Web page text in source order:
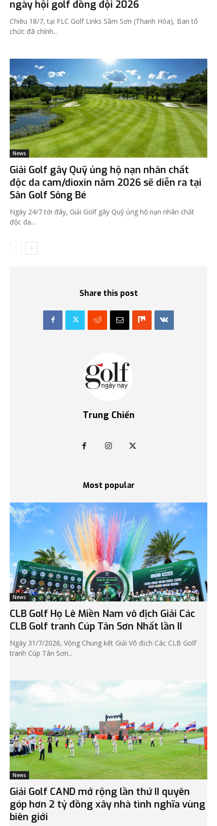
ngày hội golf đồng đội 2026
Chiều 18/7, tại FLC Golf Links Sầm Sơn (Thanh Hóa), Ban tổ
chức đã chính...
News
Giải Golf gây Quỹ ủng hộ nạn nhân chất
độc da cam/dioxin năm 2026 sẽ diễn ra tại
Sân Golf Sông Bé
Ngày 24/7 tới đây, Giải Golf gây Quỹ ủng hộ nạn nhân chất
độc da...
Share this post
Trung Chiến
Most popular
News
CLB Golf Họ Lê Miền Nam vô địch Giải Các
CLB Golf tranh Cúp Tân Sơn Nhất lần II
Ngày 31/7/2026, Vòng Chung kết Giải Vô địch Các CLB Golf
tranh Cúp Tân Sơn...
News
Giải Golf CAND mở rộng lần thứ II quyên
góp hơn 2 tỷ đồng xây nhà tình nghĩa vùng
biên giới